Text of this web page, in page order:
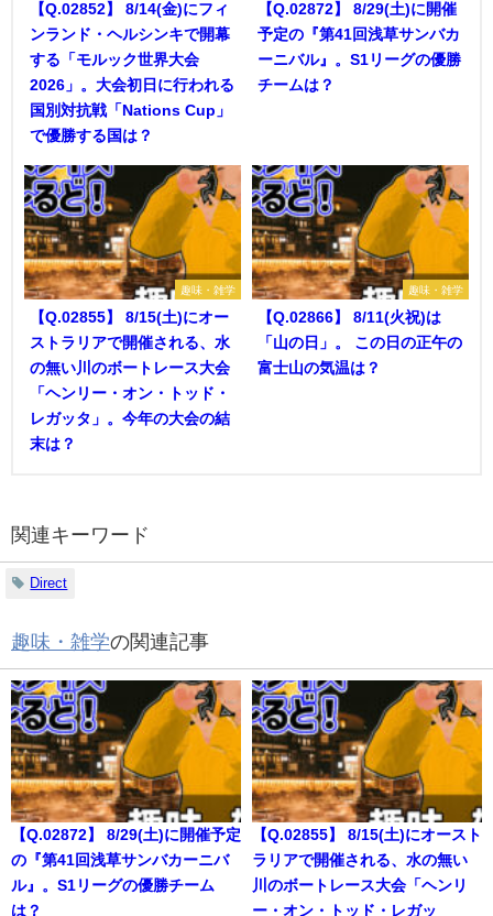
【Q.02852】 8/14(金)にフィ
ンランド・ヘルシンキで開幕
する「モルック世界大会
2026」。大会初日に行われる
国別対抗戦「Nations Cup」
で優勝する国は？
【Q.02872】 8/29(土)に開催
予定の『第41回浅草サンバカ
ーニバル』。S1リーグの優勝
チームは？
趣味・雑学
【Q.02855】 8/15(土)にオー
ストラリアで開催される、水
の無い川のボートレース大会
「ヘンリー・オン・トッド・
レガッタ」。今年の大会の結
末は？
趣味・雑学
【Q.02866】 8/11(火祝)は
「山の日」。 この日の正午の
富士山の気温は？
関連キーワード
Direct
趣味・雑学の関連記事
【Q.02872】 8/29(土)に開催予定
の『第41回浅草サンバカーニバ
ル』。S1リーグの優勝チーム
は？
【Q.02855】 8/15(土)にオースト
ラリアで開催される、水の無い
川のボートレース大会「ヘンリ
ー・オン・トッド・レガッ